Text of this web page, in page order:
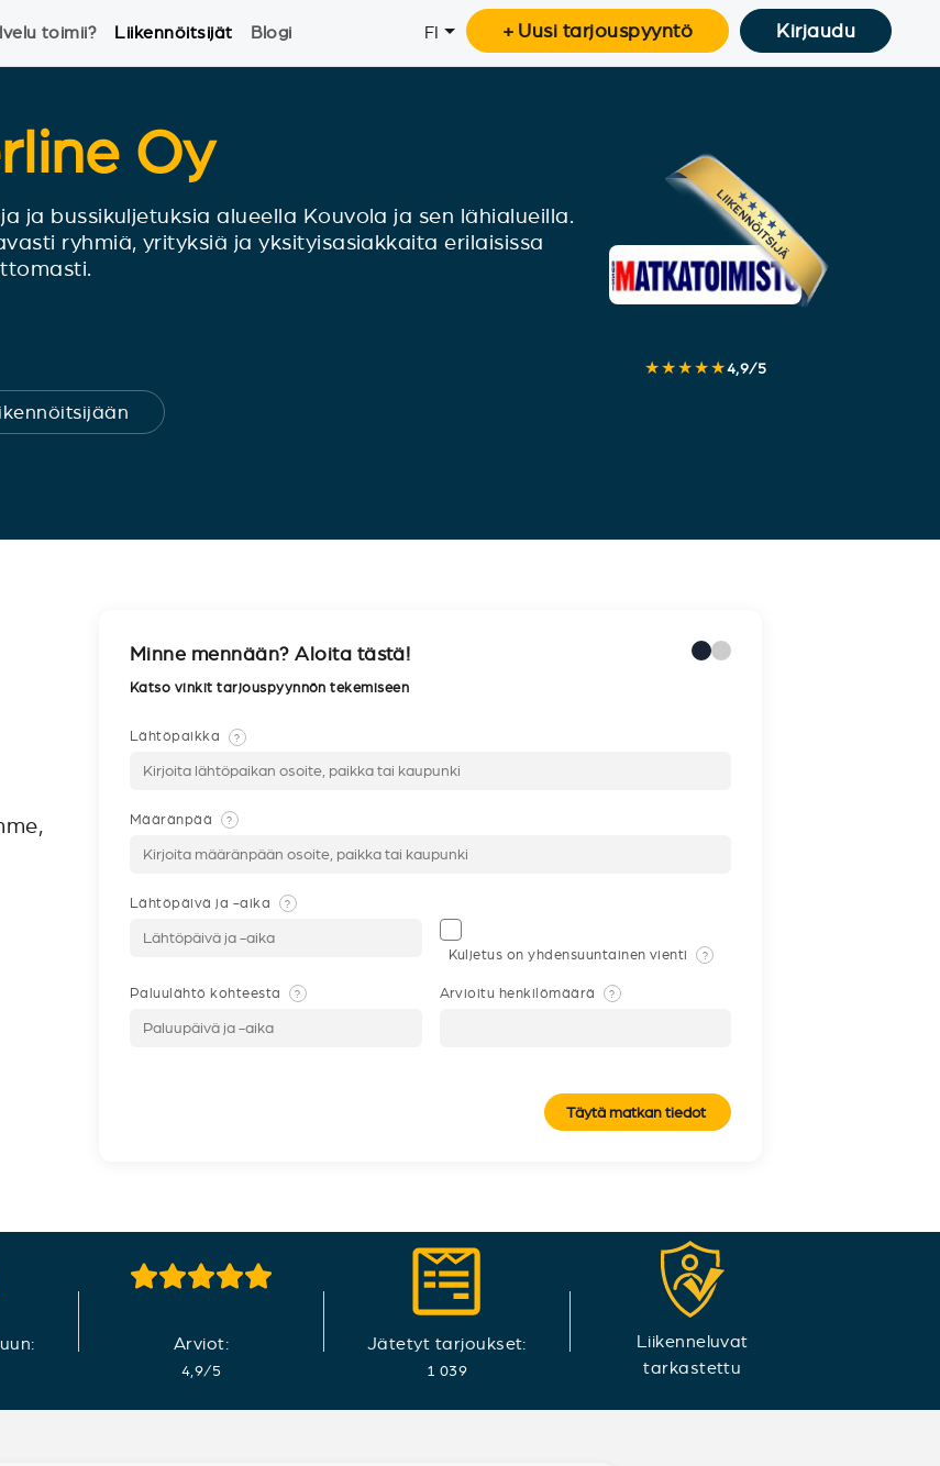
toimii? Liikennöitsijät Blogi FI + Uusi tarjouspyyntö Kirjaudu
Oy
ja bussikuljetuksia alueella Kouvola ja sen lähialueilla.
ryhmiä, yrityksiä ja yksityisasiakkaita erilaisissa
★★★★★4,9/5
Minne mennään? Aloita tästä!
Katso vinkit tarjouspyynnön tekemiseen
Lähtöpaikka ?
Määränpää ?
Lähtöpäivä ja -aika ?
Kuljetus on yhdensuuntainen vienti ?
Paluulähtö kohteesta ? Arvioitu henkilömäärä ?
Täytä matkan tiedot
Arviot:
4,9/5
Jätetyt tarjoukset:
1 039
Liikenneluvat
tarkastettu